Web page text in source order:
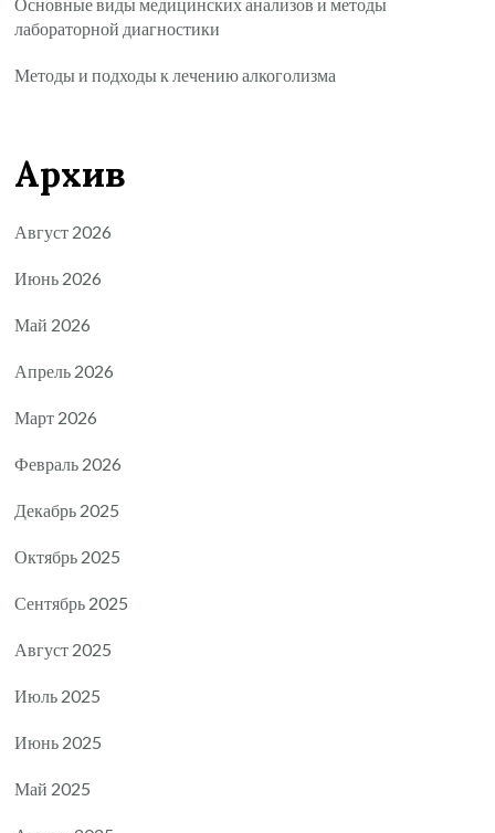
Основные виды медицинских анализов и методы
лабораторной диагностики
Методы и подходы к лечению алкоголизма
Архив
Август 2026
Июнь 2026
Май 2026
Апрель 2026
Март 2026
Февраль 2026
Декабрь 2025
Октябрь 2025
Сентябрь 2025
Август 2025
Июль 2025
Июнь 2025
Май 2025